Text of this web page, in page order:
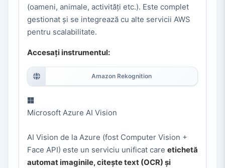
(oameni, animale, activități etc.). Este complet
gestionat și se integrează cu alte servicii AWS
pentru scalabilitate.
Accesați instrumentul:
Amazon Rekognition
Microsoft Azure AI Vision
AI Vision de la Azure (fost Computer Vision +
Face API) este un serviciu unificat care etichetă
automat imaginile, citește text (OCR) și